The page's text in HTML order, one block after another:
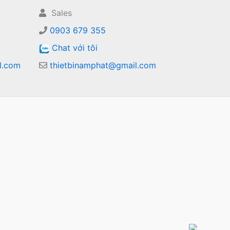
Sales
0903 679 355
Chat với tôi
thietbinamphat@gmail.com